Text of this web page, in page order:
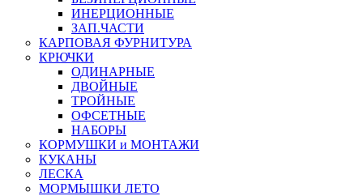
ИНЕРЦИОННЫЕ
ЗАП.ЧАСТИ
КАРПОВАЯ ФУРНИТУРА
КРЮЧКИ
ОДИНАРНЫЕ
ДВОЙНЫЕ
ТРОЙНЫЕ
ОФСЕТНЫЕ
НАБОРЫ
КОРМУШКИ и МОНТАЖИ
КУКАНЫ
ЛЕСКА
МОРМЫШКИ ЛЕТО